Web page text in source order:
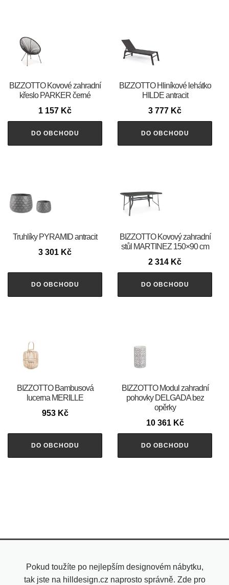
BIZZOTTO Kovové zahradní
křeslo PARKER černé
1 157 Kč
DO OBCHODU
BIZZOTTO Hliníkové lehátko
HILDE antracit
3 777 Kč
DO OBCHODU
Truhlíky PYRAMID antracit
3 301 Kč
DO OBCHODU
BIZZOTTO Kovový zahradní
stůl MARTINEZ 150×90 cm
2 314 Kč
DO OBCHODU
BIZZOTTO Bambusová
lucerna MERILLE
953 Kč
DO OBCHODU
BIZZOTTO Modul zahradní
pohovky DELGADA bez
opěrky
10 361 Kč
DO OBCHODU
Pokud toužíte po nejlepším designovém nábytku,
tak jste na hilldesign.cz naprosto správně. Zde pro